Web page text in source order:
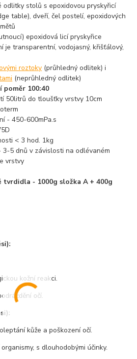
odlitky stolů s epoxidovou pryskyřicí
table), dveří, čel postelí, epoxidových
epoxidová licí pryskyřice
je transparentní, vodojasný, křišťálový,
roztoky (průhledný odlitek) i
(neprůhledný odlitek)
100:40
50litrů do tloušťky vrstvy 10cm
- 450-600mPa.s
< 3 hod. 1kg
5 dnů v závislosti na odlévaném
vrstvy
tvrdidla - 1000g složka A + 400g
kožní reakci.
očí.
kůže a poškození očí.
s dlouhodobými účinky.